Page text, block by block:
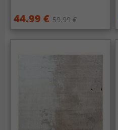
44.99 € 59.99 €